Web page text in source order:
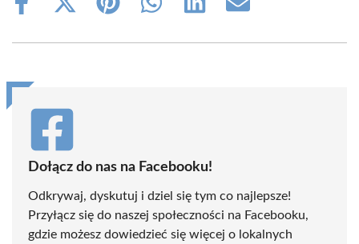
Share
Share
(Twitter)
Share
Share
Share
Share
Dołącz do nas na Facebooku!
Odkrywaj, dyskutuj i dziel się tym co najlepsze!
Przyłącz się do naszej społeczności na Facebooku,
gdzie możesz dowiedzieć się więcej o lokalnych